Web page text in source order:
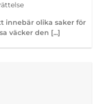
innebär olika saker för
väcker den [...]